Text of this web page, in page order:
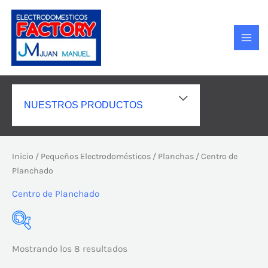
contenido
NUESTROS PRODUCTOS
ALTERNAR
MENÚ
Inicio / Pequeños Electrodomésticos / Planchas / Centro de
Planchado
Centro de Planchado
Mostrando los 8 resultados